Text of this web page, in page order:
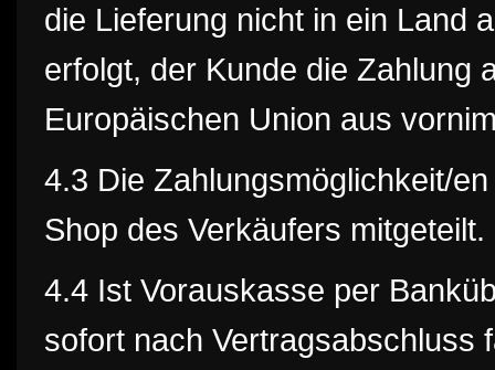
die Lieferung nicht in ein Land
erfolgt, der Kunde die Zahlung
Europäischen Union aus
4.3 Die Zahlungsmöglichkeit/
Shop des Verkäufers mitgeteilt.
4.4 Ist Vorauskasse per
sofort nach Vertragsabschluss